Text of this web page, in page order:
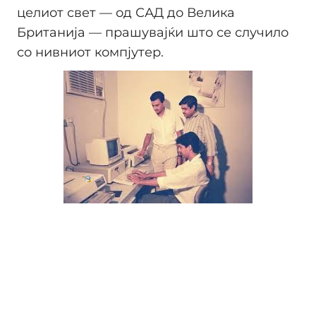
целиот свет — од САД до Велика
Британија — прашувајќи што се случило
со нивниот компјутер.